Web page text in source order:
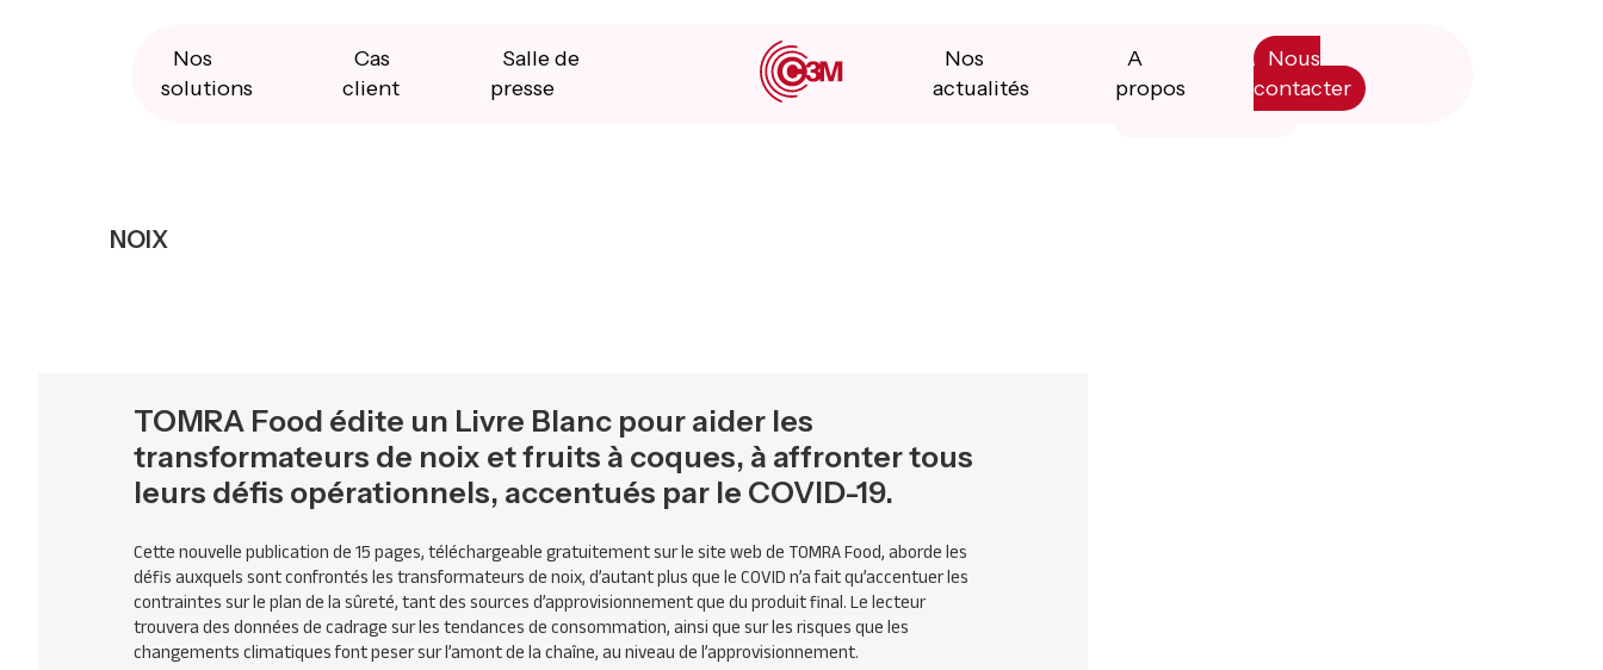
Nos
solutions
Cas
client
Salle de
presse
Nos
actualités
A
propos
Nous
contacter
NOIX
TOMRA Food édite un Livre Blanc pour aider les
transformateurs de noix et fruits à coques, à affronter tous
leurs défis opérationnels, accentués par le COVID-19.
Cette nouvelle publication de 15 pages, téléchargeable gratuitement sur le site web de TOMRA Food, aborde les
défis auxquels sont confrontés les transformateurs de noix, d’autant plus que le COVID n’a fait qu’accentuer les
contraintes sur le plan de la sûreté, tant des sources d’approvisionnement que du produit final. Le lecteur
trouvera des données de cadrage sur les tendances de consommation, ainsi que sur les risques que les
changements climatiques font peser sur l’amont de la chaîne, au niveau de l’approvisionnement.